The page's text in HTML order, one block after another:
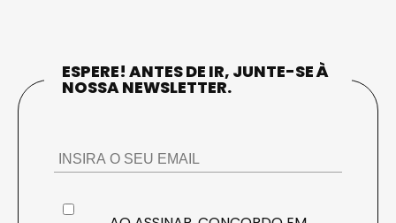
ESPERE! ANTES DE IR, JUNTE-SE À
NOSSA NEWSLETTER.